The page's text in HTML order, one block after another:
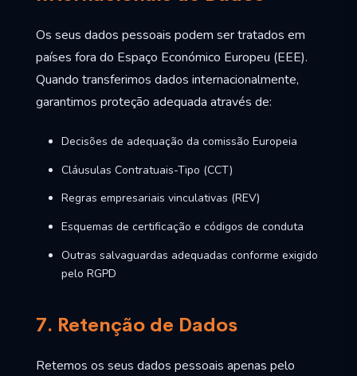
Os seus dados pessoais podem ser tratados em
países fora do Espaço Económico Europeu (EEE).
Quando transferimos dados internacionalmente,
garantimos proteção adequada através de:
Decisões de adequação da comissão Europeia
Cláusulas Contratuais-Tipo (CCT)
Regras empresariais vinculativas (REV)
Esquemas de certificação e códigos de conduta
Outras salvaguardas adequadas conforme exigido
pelo RGPD
7. Retenção de Dados
Retemos os seus dados pessoais apenas pelo